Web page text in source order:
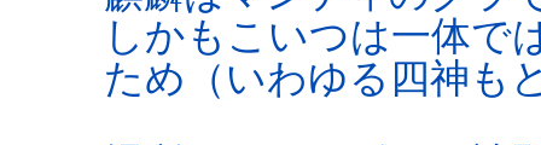
しかもこいつは一体で
ため（いわゆる四神も